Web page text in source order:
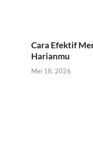
Cara Efektif
Harianmu
Mei 18, 2026